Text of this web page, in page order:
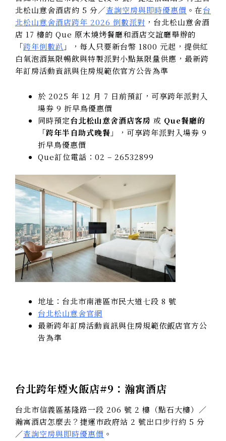
北松山意舍酒店約 5 分／查詢空房與即時優惠價 。在台
北松山意舍酒店跨年 2026 倒數派對 ，台北松山意舍酒
店 17 樓的 Que 原木燒烤餐廳和酒店交誼廳舉辦的
「跨年倒數趴 」，每人只要新台幣 1800 元起，提供紅
白氣泡酒無限暢飲與特製派對小點無限量供應，最新跨
年訂房活動資訊與住房規範依官方公告為準
於 2025 年 12 月 7 日前預訂，可享跨年派對入
場券 9 折早鳥優惠價
同時預定台北松山意舍酒店客房 或 Que餐廳的
「跨年半自助式晚餐」
，可享跨年派對入場券 9
折早鳥優惠價
Que訂位電話：02 – 26532899
地址：台北市南港區市民大道七段 8 號
台北松山意舍官網
最新跨年訂房活動資訊與住房規範依飯店官方公
告為準
台北跨年煙火飯店#9：瀚寓酒店
台北市信義區基隆路一段 206 號 2 樓（點石大樓）／
瀚寓酒店怎麼去？捷運市政府站 2 號出口步行約 5 分
／查詢空房與即時優惠價 。